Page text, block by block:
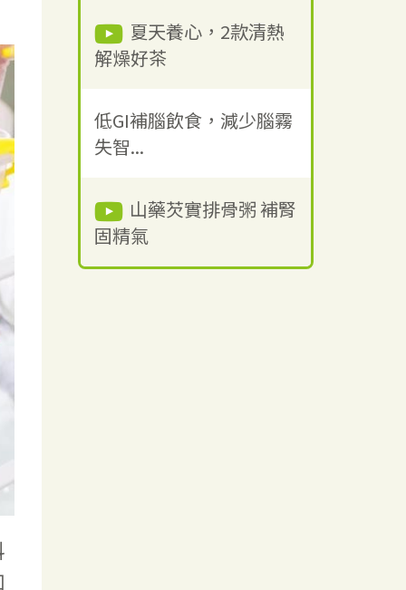
夏天養心，2款清熱
解燥好茶
低GI補腦飲食，減少腦霧
失智...
山藥芡實排骨粥 補腎
固精氣